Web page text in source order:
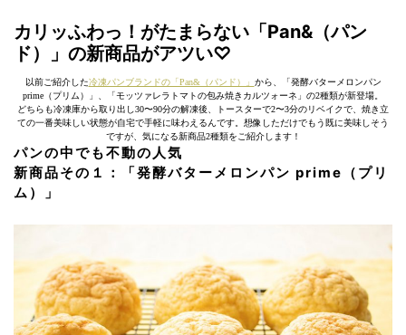
カリッふわっ！がたまらない「Pan&（パン
ド）」の新商品がアツい♡
以前ご紹介した冷凍パンブランドの「Pan&（パンド）」 から、「発酵バターメロンパン
prime（プリム）」、「モッツァレラトマトの包み焼きカルツォーネ」の2種類が新登場。
どちらも冷凍庫から取り出し30〜90分の解凍後、トースターで2〜3分のリベイクで、焼き立
ての一番美味しい状態が自宅で手軽に味わえるんです。想像しただけでもう既に美味しそう
ですが、気になる新商品2種類をご紹介します！
パンの中でも不動の人気
新商品その１：「発酵バターメロンパン prime（プリ
ム）」